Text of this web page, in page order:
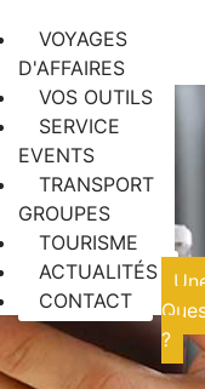
VOYAGES
D'AFFAIRES
VOS OUTILS
SERVICE
EVENTS
TRANSPORT
GROUPES
TOURISME
ACTUALITÉS
CONTACT
?